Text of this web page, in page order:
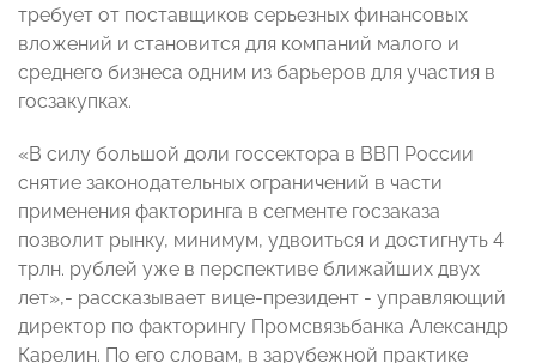
требует от поставщиков серьезных финансовых
вложений и становится для компаний малого и
среднего бизнеса одним из барьеров для участия в
госзакупках.
«В силу большой доли госсектора в ВВП России
снятие законодательных ограничений в части
применения факторинга в сегменте госзаказа
позволит рынку, минимум, удвоиться и достигнуть 4
трлн. рублей уже в перспективе ближайших двух
лет»,- рассказывает вице-президент - управляющий
директор по факторингу Промсвязьбанка Александр
Карелин. По его словам, в зарубежной практике